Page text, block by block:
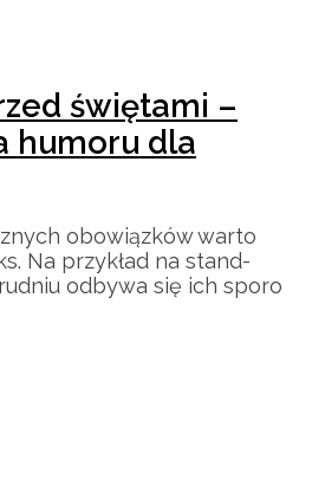
świętami –
humoru dla
obowiązków warto
Na przykład na stand-
odbywa się ich sporo